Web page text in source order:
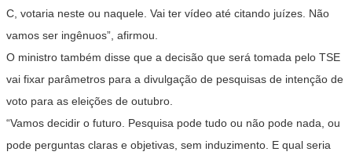
C, votaria neste ou naquele. Vai ter vídeo até citando juízes. Não
vamos ser ingênuos”, afirmou.
O ministro também disse que a decisão que será tomada pelo TSE
vai fixar parâmetros para a divulgação de pesquisas de intenção de
voto para as eleições de outubro.
“Vamos decidir o futuro. Pesquisa pode tudo ou não pode nada, ou
pode perguntas claras e objetivas, sem induzimento. E qual seria